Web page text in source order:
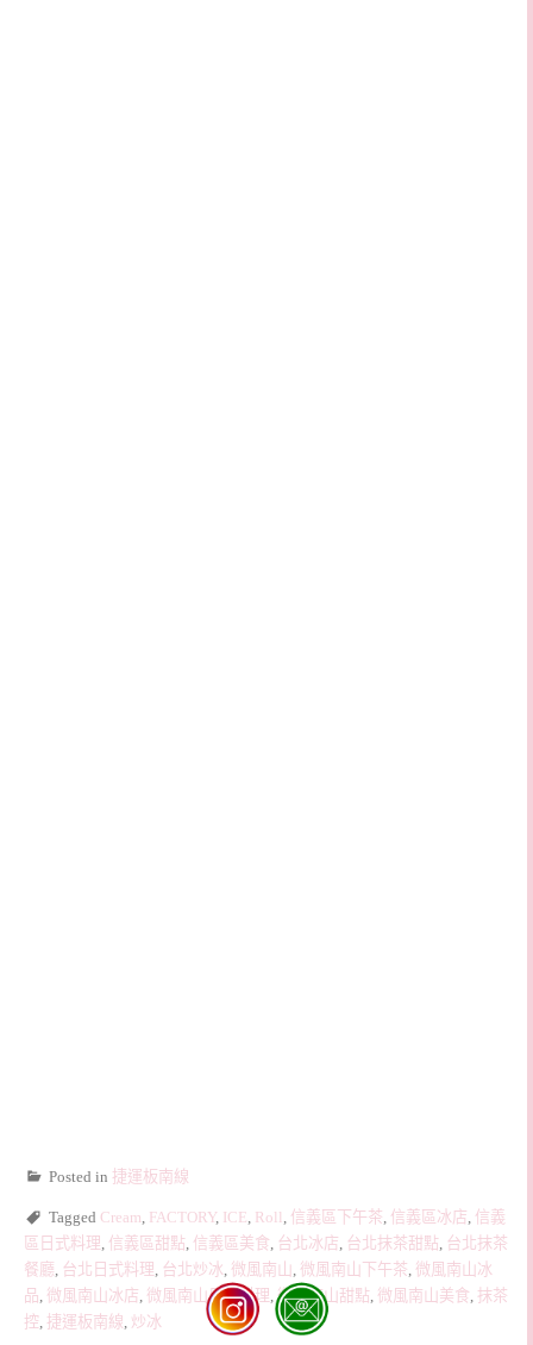
Posted in 捷運板南線
Tagged Cream, FACTORY, ICE, Roll, 信義區下午茶, 信義區冰店, 信義
區日式料理, 信義區甜點, 信義區美食, 台北冰店, 台北抹茶甜點, 台北抹茶
餐廳, 台北日式料理, 台北炒冰, 微風南山, 微風南山下午茶, 微風南山冰
品, 微風南山冰店, 微風南山日式料理,微風南山甜點, 微風南山美食, 抹茶
控, 捷運板南線, 炒冰